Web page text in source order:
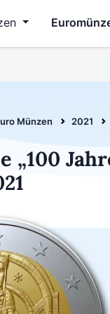
Münzen 2021
„100